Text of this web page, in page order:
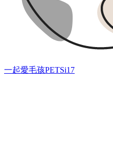
一起愛毛孩PETSi17